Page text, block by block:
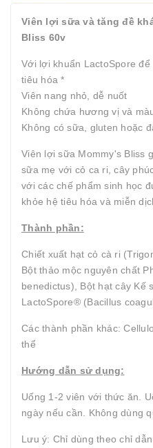
Viên lợi sữa và tăng đề
Bliss 60v
Với lợi khuẩn LactoSpore
tiêu hóa *
Viên nang nhỏ, dễ nuốt
Không chứa hương vị và
Không có sữa, gluten hoặc
Viên lợi sữa Mommy's Bliss
sữa mẹ với cỏ ca ri, cây
với các chế phẩm sinh học
khỏe hệ tiêu hóa và miễn
Thành phần:
Chiết xuất hạt cỏ cà ri
Bột thảo mộc nguyên chất
benedictus), Bột hạt cây Kế
LactoSpore® (Bacillus
Các thành phần khác:
thể
Hướng dẫn sử dụng:
Uống 1-2 viên với thức ăn.
ngày nếu cần. Không dùng
Lưu ý: Chỉ dùng theo chỉ